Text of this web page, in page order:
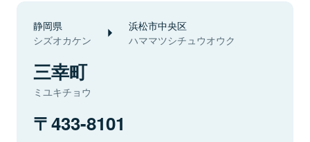
静岡県
シズオカケン
浜松市中央区
ハママツシチュウオウク
三幸町
ミユキチョウ
433-8101